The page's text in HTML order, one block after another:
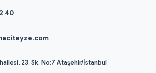
40
23. Sk. No:7 Ataşehir/İstanbul